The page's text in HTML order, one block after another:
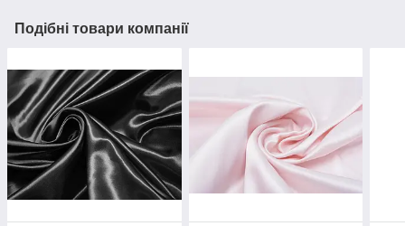
Подібні товари компанії